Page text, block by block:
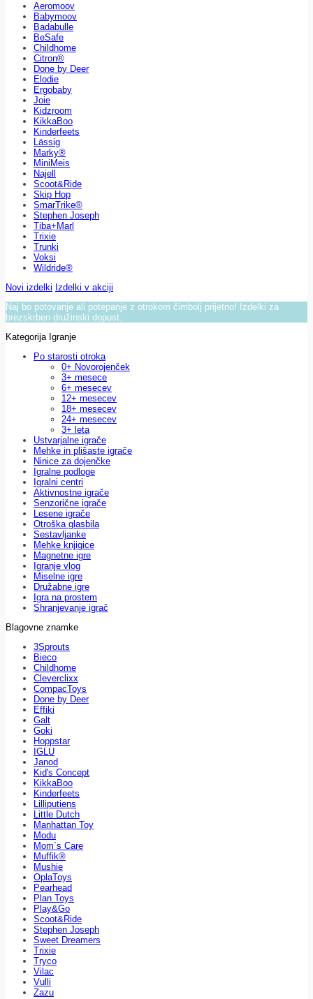
Aeromoov
Babymoov
Badabulle
BeSafe
Childhome
Citron®
Done by Deer
Elodie
Ergobaby
Joie
Kidzroom
KikkaBoo
Kinderfeets
Lässig
Marky®
MiniMeis
Najell
Scoot&Ride
Skip Hop
SmarTrike®
Stephen Joseph
Tiba+Marl
Trixie
Trunki
Voksi
Wildride®
Novi izdelki Izdelki v akciji
Naj bo potovanje ali potepanje z otrokom čimbolj prijetno! Izdelki za
brezskrben družinski dopust.
Kategorija Igranje
Po starosti otroka
0+ Novorojenček
3+ mesece
6+ mesecev
12+ mesecev
18+ mesecev
24+ mesecev
3+ leta
Ustvarjalne igrače
Mehke in plišaste igrače
Ninice za dojenčke
Igralne podloge
Igralni centri
Aktivnostne igrače
Senzorične igrače
Lesene igrače
Otroška glasbila
Sestavljanke
Mehke knjigice
Magnetne igre
Igranje vlog
Miselne igre
Družabne igre
Igra na prostem
Shranjevanje igrač
Blagovne znamke
3Sprouts
Bieco
Childhome
Cleverclixx
CompacToys
Done by Deer
Effiki
Galt
Goki
Hoppstar
IGLU
Janod
Kid's Concept
KikkaBoo
Kinderfeets
Lilliputiens
Little Dutch
Manhattan Toy
Modu
Mom`s Care
Muffik®
Mushie
OplaToys
Pearhead
Plan Toys
Play&Go
Scoot&Ride
Stephen Joseph
Sweet Dreamers
Trixie
Tryco
Vilac
Vulli
Zazu